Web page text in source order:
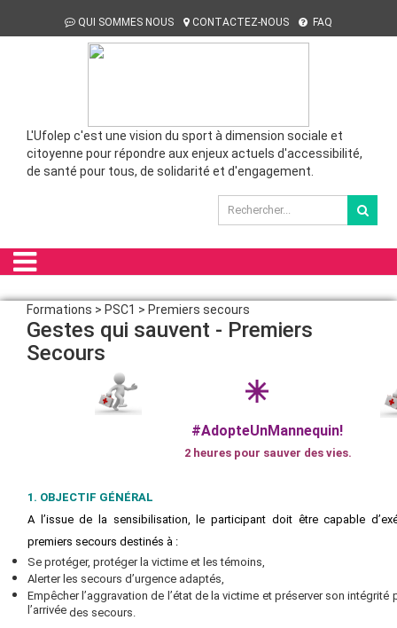
QUI SOMMES NOUS CONTACTEZ-NOUS FAQ
L'Ufolep c'est une vision du sport à dimension sociale et
citoyenne pour répondre aux enjeux actuels d'accessibilité,
de santé pour tous, de solidarité et d'engagement.
Formations > PSC1 > Premiers secours
Gestes qui sauvent - Premiers
Secours
#AdopteUnMannequin!
2 heures pour sauver des vies.
1. OBJECTIF GÉNÉRAL
A l’issue de la sensibilisation, le participant doit être capable
premiers secours destinés à :
Se protéger, protéger la victime et les témoins,
Alerter les secours d’urgence adaptés,
Empêcher l’aggravation de l’état de la victime et préserver son intégrité
l’arrivée des secours.